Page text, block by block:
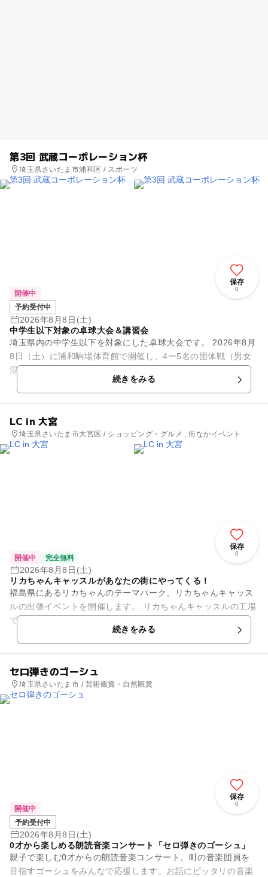
第3回 武蔵コーポレーション杯
埼玉県さいたま市浦和区 / スポーツ
保存
0
開催中
予約受付中
2026年8月8日(土)
中学生以下対象の卓球大会＆講習会
埼玉県内の中学生以下を対象にした卓球大会です。 2026年8月
8日（土）に浦和駒場体育館で開催し、4ー5名の団体戦（男女
混成可）で競います。 参加費はお一人100円で、個人申込も受
続きをみる
LC in 大宮
埼玉県さいたま市大宮区 / ショッピング・グルメ , 街なかイベント
保存
0
開催中 完全無料
2026年8月8日(土)
リカちゃんキャッスルがあなたの街にやってくる！
福島県にあるリカちゃんのテーマパーク、リカちゃんキャッス
ルの出張イベントを開催します。 リカちゃんキャッスルの工場
で生産したオリジナルのお人形・ドレス・小物などを多数販
続きをみる
セロ弾きのゴーシュ
埼玉県さいたま市 / 芸術鑑賞・自然観賞
保存
0
開催中
予約受付中
2026年8月8日(土)
0才から楽しめる朗読音楽コンサート「セロ弾きのゴーシュ」
親子で楽しむ0才からの朗読音楽コンサート。町の音楽団員を
目指すゴーシュをみんなで応援します。お話にピッタリの音楽